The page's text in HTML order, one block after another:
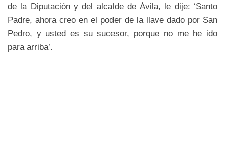
de la Diputación y del alcalde de Ávila, le dije: ‘Santo
Padre, ahora creo en el poder de la llave dado por San
Pedro, y usted es su sucesor, porque no me he ido
para arriba’.